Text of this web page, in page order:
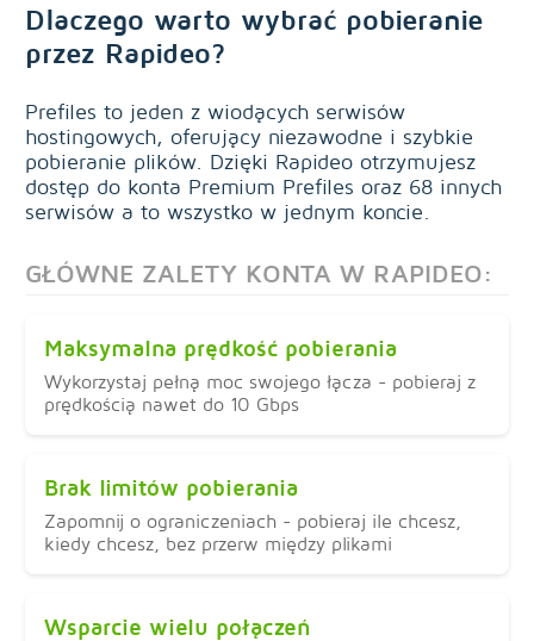
Dlaczego warto wybrać pobieranie
przez Rapideo?
Prefiles to jeden z wiodących serwisów
hostingowych, oferujący niezawodne i szybkie
pobieranie plików. Dzięki Rapideo otrzymujesz
dostęp do konta Premium Prefiles oraz 68 innych
serwisów a to wszystko w jednym koncie.
GŁÓWNE ZALETY KONTA W RAPIDEO:
Maksymalna prędkość pobierania
Wykorzystaj pełną moc swojego łącza - pobieraj z
prędkością nawet do 10 Gbps
Brak limitów pobierania
Zapomnij o ograniczeniach - pobieraj ile chcesz,
kiedy chcesz, bez przerw między plikami
Wsparcie wielu połączeń